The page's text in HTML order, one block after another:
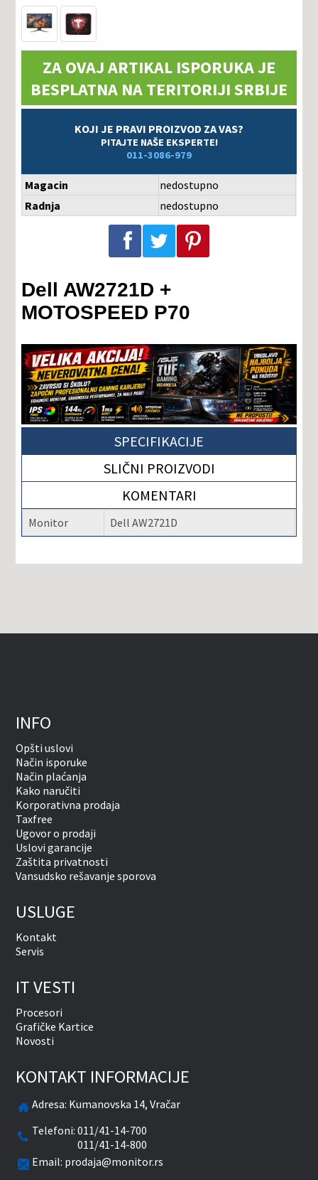
ZA OVAJ ARTIKAL ISPORUKA JE
BESPLATNA NA TERITORIJI SRBIJE
KOJI JE PRAVI PROIZVOD ZA VAS?
PITAJTE NAŠE EKSPERTE!
011-3086-979
Magacin
nedostupno
Radnja
nedostupno
Podeli na Facebook-u Podeli na Twitter-u Podeli na Pinterest-u
Dell AW2721D +
MOTOSPEED P70
SPECIFIKACIJE
SLIČNI PROIZVODI
KOMENTARI
Monitor Dell AW2721D
INFO
Opšti uslovi
Način isporuke
Način plaćanja
Kako naručiti
Korporativna prodaja
Taxfree
Ugovor o prodaji
Uslovi garancije
Zaštita privatnosti
Vansudsko rešavanje sporova
USLUGE
Kontakt
Servis
IT VESTI
Procesori
Grafičke Kartice
Novosti
KONTAKT INFORMACIJE
Adresa: Kumanovska 14, Vračar
Telefoni:011/41-14-700
011/41-14-800
Email: prodaja@monitor.rs